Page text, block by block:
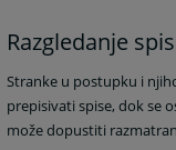
Razgledanje
Stranke u postupku i
prepisivati spise, dok se
može dopustiti